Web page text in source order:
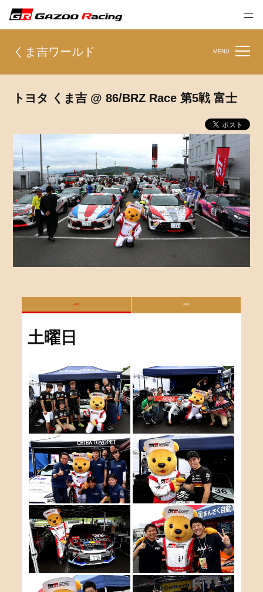
くま吉ワールド MENU
トヨタ くま吉 @ 86/BRZ Race 第5戦 富士
土曜日 日曜日
土曜日